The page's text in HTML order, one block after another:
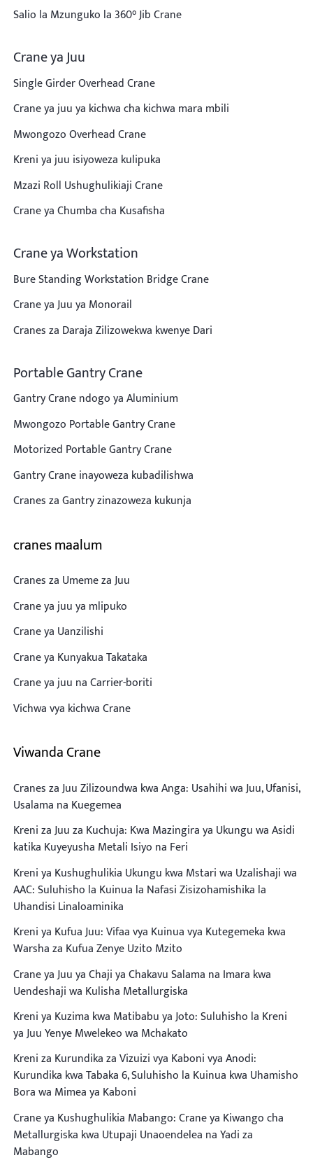
Salio la Mzunguko la 360° Jib Crane
Crane ya Juu
Single Girder Overhead Crane
Crane ya juu ya kichwa cha kichwa mara mbili
Mwongozo Overhead Crane
Kreni ya juu isiyoweza kulipuka
Mzazi Roll Ushughulikiaji Crane
Crane ya Chumba cha Kusafisha
Crane ya Workstation
Bure Standing Workstation Bridge Crane
Crane ya Juu ya Monorail
Cranes za Daraja Zilizowekwa kwenye Dari
Portable Gantry Crane
Gantry Crane ndogo ya Aluminium
Mwongozo Portable Gantry Crane
Motorized Portable Gantry Crane
Gantry Crane inayoweza kubadilishwa
Cranes za Gantry zinazoweza kukunja
cranes maalum
Cranes za Umeme za Juu
Crane ya juu ya mlipuko
Crane ya Uanzilishi
Crane ya Kunyakua Takataka
Crane ya juu na Carrier-boriti
Vichwa vya kichwa Crane
Viwanda Crane
Cranes za Juu Zilizoundwa kwa Anga: Usahihi wa Juu, Ufanisi,
Usalama na Kuegemea
Kreni za Juu za Kuchuja: Kwa Mazingira ya Ukungu wa Asidi
katika Kuyeyusha Metali Isiyo na Feri
Kreni ya Kushughulikia Ukungu kwa Mstari wa Uzalishaji wa
AAC: Suluhisho la Kuinua la Nafasi Zisizohamishika la
Uhandisi Linaloaminika
Kreni ya Kufua Juu: Vifaa vya Kuinua vya Kutegemeka kwa
Warsha za Kufua Zenye Uzito Mzito
Crane ya Juu ya Chaji ya Chakavu Salama na Imara kwa
Uendeshaji wa Kulisha Metallurgiska
Kreni ya Kuzima kwa Matibabu ya Joto: Suluhisho la Kreni
ya Juu Yenye Mwelekeo wa Mchakato
Kreni za Kurundika za Vizuizi vya Kaboni vya Anodi:
Kurundika kwa Tabaka 6, Suluhisho la Kuinua kwa Uhamisho
Bora wa Mimea ya Kaboni
Crane ya Kushughulikia Mabango: Crane ya Kiwango cha
Metallurgiska kwa Utupaji Unaoendelea na Yadi za
Mabango